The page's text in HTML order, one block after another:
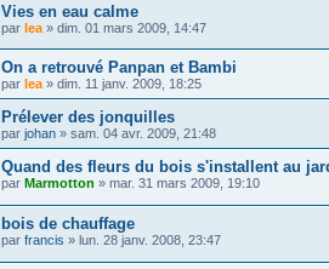
Vies en eau calme
par lea » dim. 01 mars 2009, 14:47
On a retrouvé Panpan et Bambi
par lea» dim. 11 janv. 2009, 18:25
Prélever des jonquilles
par johan » sam. 04 avr. 2009, 21:48
Quand des fleurs du bois s'installent au
par Marmotton » mar. 31 mars 2009, 19:10
bois de chauffage
par francis » lun. 28 janv. 2008, 23:47